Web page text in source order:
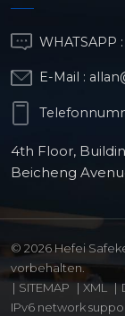
WHATSAPP :
E-Mail :
4th Floor,
Beicheng
© 2026 Hefei
vorbehalten.
| SITEMAP | XML |
IPv6 network